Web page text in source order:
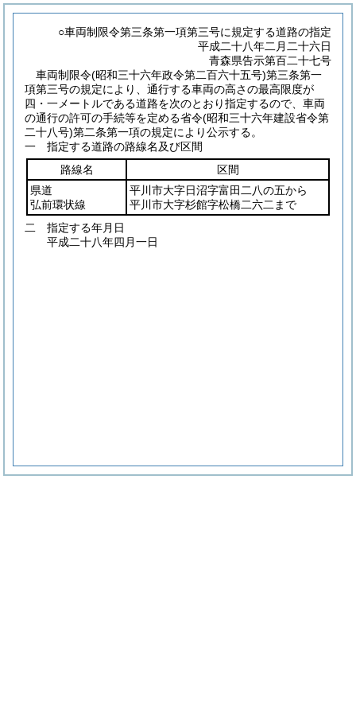
○車両制限令第三条第一項第三号に規定する道路の指定
平成二十八年二月二十六日
青森県告示第百二十七号
車両制限令(昭和三十六年政令第二百六十五号)第三条第一
項第三号の規定により、通行する車両の高さの最高限度が
四・一メートルである道路を次のとおり指定するので、車両
の通行の許可の手続等を定める省令(昭和三十六年建設省令第
二十八号)第二条第一項の規定により公示する。
一 指定する道路の路線名及び区間
路線名
区間
県道
弘前環状線
平川市大字日沼字富田二八の五から
平川市大字杉館字松橋二六二まで
二 指定する年月日
平成二十八年四月一日